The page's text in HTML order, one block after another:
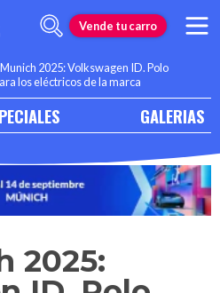
Vende tu carro
2025: Volkswagen ID. Polo
los eléctricos de la marca
GALERIAS
2025: